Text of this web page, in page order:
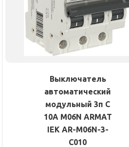
Выключатель
автоматический
модульный 3п C
10А M06N ARMAT
IEK AR-M06N-3-
C010